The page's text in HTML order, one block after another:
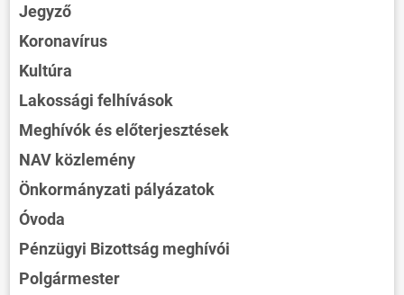
Jegyző
Koronavírus
Kultúra
Lakossági felhívások
Meghívók és előterjesztések
NAV közlemény
Önkormányzati pályázatok
Óvoda
Pénzügyi Bizottság meghívói
Polgármester